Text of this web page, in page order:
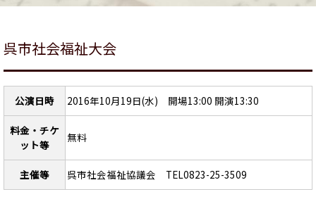
呉市社会福祉大会
公演日時 2016年10月19日(水) 開場13:00 開演13:30
料金・チケ
ット等
無料
主催等 呉市社会福祉協議会 TEL0823-25-3509